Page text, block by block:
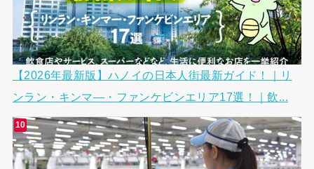
【2026年最新版】ハノイの日本人街最新ガイド！｜リ
ンラン・キンマ―・ファンケビンエリア17選！｜飲...